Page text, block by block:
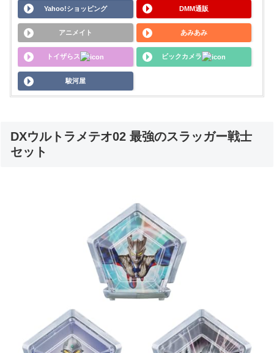
Yahoo!ショッピング DMM通販
アニメイト あみあみ
トイザらス ビックカメラ
駿河屋
DXウルトラメテオ02 最強のスラッガー戦士
セット